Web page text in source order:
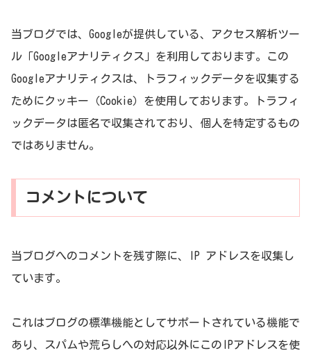
当ブログでは、Googleが提供している、アクセス解析ツー
ル「Googleアナリティクス」を利用しております。この
Googleアナリティクスは、トラフィックデータを収集する
ためにクッキー（Cookie）を使用しております。トラフィ
ックデータは匿名で収集されており、個人を特定するもの
ではありません。
コメントについて
当ブログへのコメントを残す際に、IP アドレスを収集し
ています。
これはブログの標準機能としてサポートされている機能で
あり、スパムや荒らしへの対応以外にこのIPアドレスを使